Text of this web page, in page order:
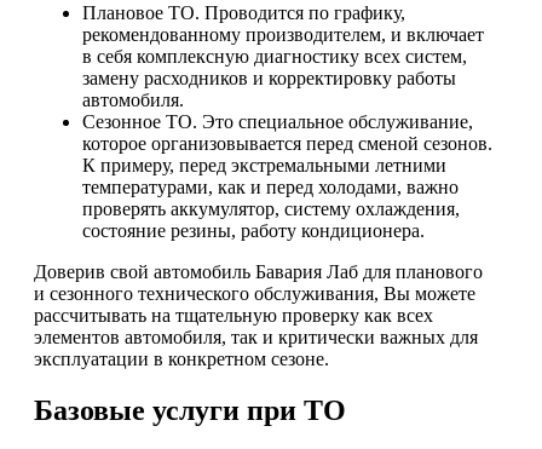
Плановое ТО. Проводится по графику,
рекомендованному производителем, и включает
в себя комплексную диагностику всех систем,
замену расходников и корректировку работы
автомобиля.
Сезонное ТО. Это специальное обслуживание,
которое организовывается перед сменой сезонов.
К примеру, перед экстремальными летними
температурами, как и перед холодами, важно
проверять аккумулятор, систему охлаждения,
состояние резины, работу кондиционера.
Доверив свой автомобиль Бавария Лаб для планового
и сезонного технического обслуживания, Вы можете
рассчитывать на тщательную проверку как всех
элементов автомобиля, так и критически важных для
эксплуатации в конкретном сезоне.
Базовые услуги при ТО